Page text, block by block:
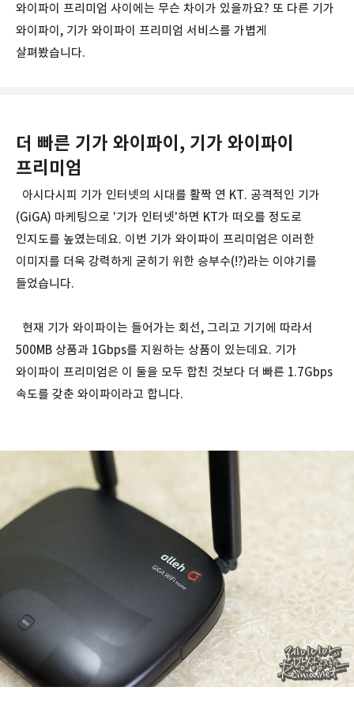
와이파이 프리미엄 사이에는 무슨 차이가 있을까요? 또 다른 기가
와이파이, 기가 와이파이 프리미엄 서비스를 가볍게
살펴봤습니다.
더 빠른 기가 와이파이, 기가 와이파이
프리미엄
아시다시피 기가 인터넷의 시대를 활짝 연 KT. 공격적인 기가
(GiGA) 마케팅으로 '기가 인터넷'하면 KT가 떠오를 정도로
인지도를 높였는데요. 이번 기가 와이파이 프리미엄은 이러한
이미지를 더욱 강력하게 굳히기 위한 승부수(!?)라는 이야기를
들었습니다.
현재 기가 와이파이는 들어가는 회선, 그리고 기기에 따라서
500MB 상품과 1Gbps를 지원하는 상품이 있는데요. 기가
와이파이 프리미엄은 이 둘을 모두 합친 것보다 더 빠른 1.7Gbps
속도를 갖춘 와이파이라고 합니다.